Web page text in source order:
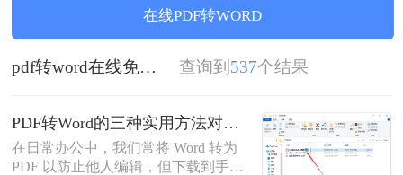
换器哪个好用，无需安装，高效办公。
在线PDF转WORD
pdf转word在线免费转换器哪个好用 查询到 537个结果
PDF转Word的三种实用方法对比：可编辑、保格式、避风险！
在日常办公中，我们常将 Word 转为
PDF 以防止他人编辑，但下载到手的